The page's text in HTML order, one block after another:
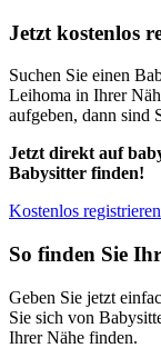
Jetzt kostenlos
Suchen Sie einen
Leihoma in Ihrer
aufgeben, dann sind
Jetzt direkt auf
Babysitter finden!
Kostenlos registrieren
So finden Sie
Geben Sie jetzt
Sie sich von
Ihrer Nähe finden.